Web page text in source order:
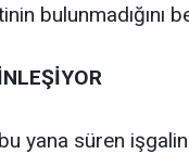
bulunmadığını
yana süren